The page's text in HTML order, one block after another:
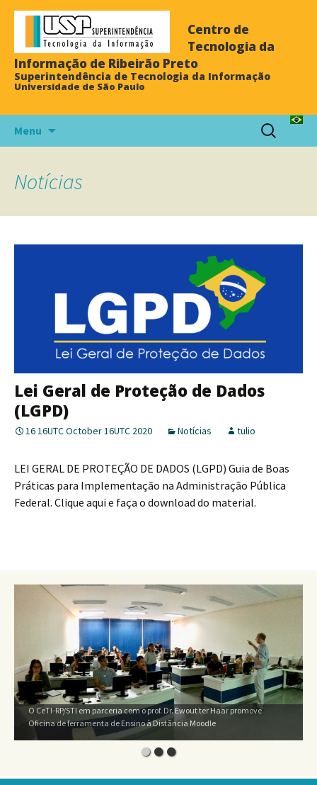
Centro de
Tecnologia da
Informação de Ribeirão Preto
Superintendência de Tecnologia da Informação
Universidade de São Paulo
Menu
Notícias
Lei Geral de Proteção de Dados
(LGPD)
16 16UTC October 16UTC 2020 Notícias tulio
LEI GERAL DE PROTEÇÃO DE DADOS (LGPD) Guia de Boas
Práticas para Implementação na Administração Pública
Federal. Clique aqui e faça o download do material.
O CeTI-RP/STI em parceria com o prof. Dr. Ewout ter Haar promove
Oficina de ferramenta de Ensino à Distância Moodle